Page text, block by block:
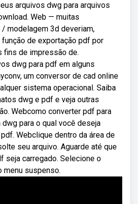
arquivos dwg para arquivos
Web — muitas
modelagem 3d deveriam,
função de exportação pdf por
fins de impressão de.
dwg para pdf em alguns
um conversor de cad online
sistema operacional. Saiba
dwg e pdf e veja outras
Webcomo converter pdf para
para o qual você deseja
Webclique dentro da área de
seu arquivo. Aguarde até que
seja carregado. Selecione o
menu suspenso.